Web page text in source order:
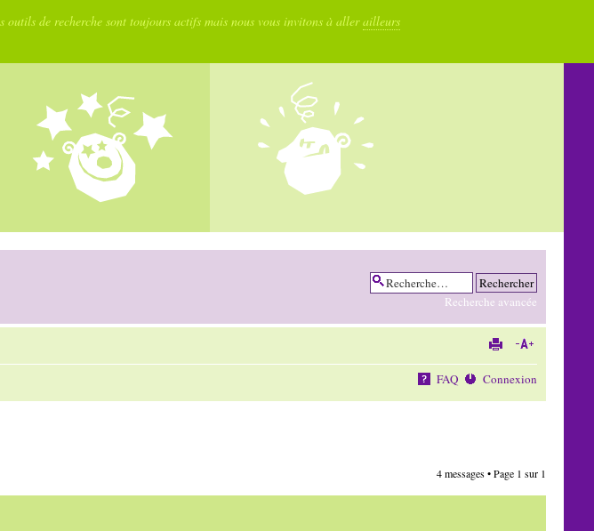
de recherche sont toujours actifs mais nous vous invitons à allerailleurs
Recherche avancée
FAQ Connexion
4 messages • Page 1 sur 1